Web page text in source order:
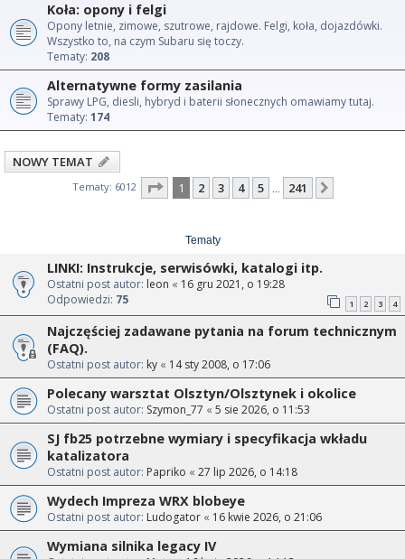
Koła: opony i felgi
Opony letnie, zimowe, szutrowe, rajdowe. Felgi, koła, dojazdówki.
Wszystko to, na czym Subaru się toczy.
Tematy: 208
Alternatywne formy zasilania
Sprawy LPG, diesli, hybryd i baterii słonecznych omawiamy tutaj.
Tematy: 174
NOWY TEMAT
Tematy: 6012 Strona z241
1 2 3 4 5 241
Tematy
LINKI: Instrukcje, serwisówki, katalogi itp.
Ostatni post autor: leon « 16 gru 2021, o 19:28
Odpowiedzi: 75 1 2 3 4
Najczęściej zadawane pytania na forum technicznym
(FAQ).
Ostatni post autor: ky « 14 sty 2008, o 17:06
Polecany warsztat Olsztyn/Olsztynek i okolice
Ostatni post autor: Szymon_77 « 5 sie 2026, o 11:53
SJ fb25 potrzebne wymiary i specyfikacja wkładu
katalizatora
Ostatni post autor: Papriko « 27 lip 2026, o 14:18
Wydech Impreza WRX blobeye
Ostatni post autor: Ludogator « 16 kwie 2026, o 21:06
Wymiana silnika legacy IV